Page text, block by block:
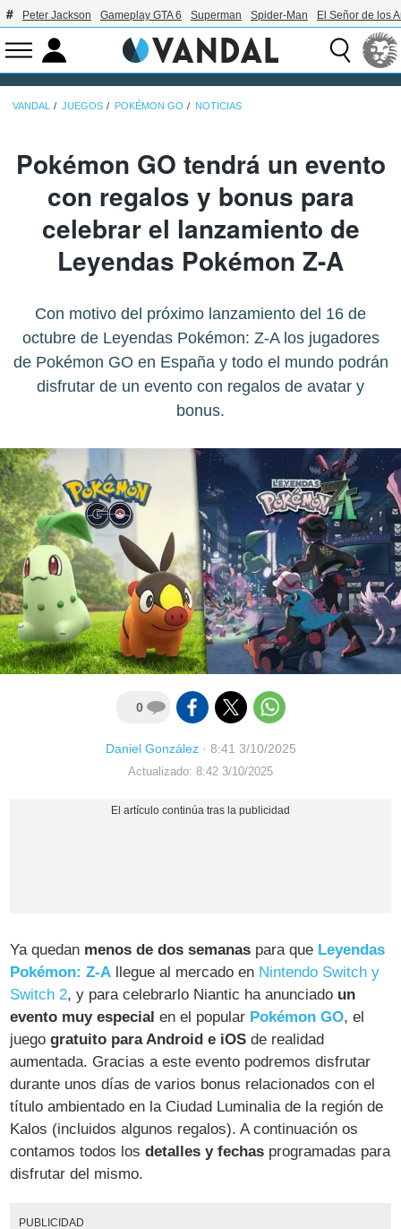
Peter Jackson Gameplay GTA 6 Superman Spider-Man El Señor de los
VANDAL JUEGOS POKÉMON GO NOTICIAS
Pokémon GO tendrá un evento
con regalos y bonus para
celebrar el lanzamiento de
Leyendas Pokémon Z-A
Con motivo del próximo lanzamiento del 16 de
octubre de Leyendas Pokémon: Z-A los jugadores
de Pokémon GO en España y todo el mundo podrán
disfrutar de un evento con regalos de avatar y
bonus.
0
Daniel González· 8:41 3/10/2025
Actualizado: 8:42 3/10/2025
Ya quedan menos de dos semanas para que Leyendas
Pokémon: Z-A llegue al mercado en Nintendo Switch y
Switch 2, y para celebrarlo Niantic ha anunciado un
evento muy especial en el popular Pokémon GO, el
juegogratuito para Android e iOS de realidad
aumentada. Gracias a este evento podremos disfrutar
durante unos días de varios bonus relacionados con el
título ambientado en la Ciudad Luminalia de la región de
Kalos (incluidos algunos regalos). A continuación os
contamos todos losdetalles y fechas programadas para
disfrutar del mismo.
PUBLICIDAD